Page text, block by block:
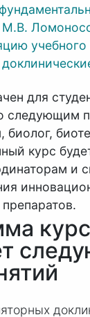
М.В. Ло
учебного
для
следующим
биолог,
курс
и